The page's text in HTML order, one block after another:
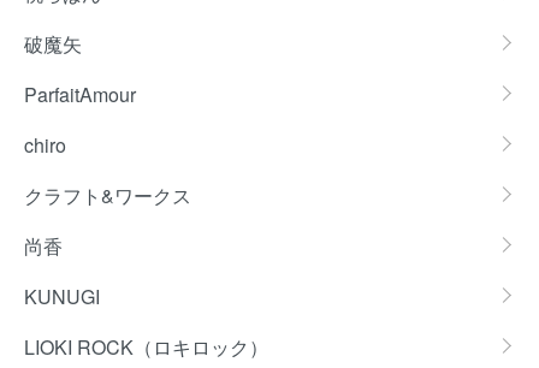
破魔矢
ParfaitAmour
chiro
クラフト&ワークス
尚香
KUNUGI
LIOKI ROCK（ロキロック）